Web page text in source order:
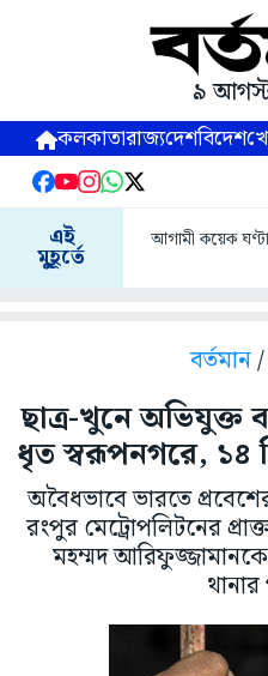
৯
কলকাতারাজ্যদেশবিদেশ
এই
মুহূর্তে
আগামী কয়েক
বর্তমান
ছাত্র-খুনে অভিযুক্ত
ধৃত স্বরূপনগরে, ১৪
অবৈধভাবে ভারতে
রংপুর মেট্রোপলিটনের
মহম্মদ